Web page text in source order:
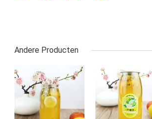
Andere Producten